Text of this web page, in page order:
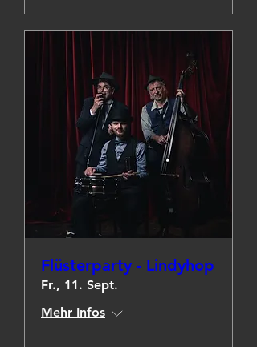
Flüsterparty - Lindyhop
Fr., 11. Sept.
Mehr Infos